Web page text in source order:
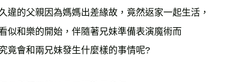
的父親因為媽媽出差緣故，竟然返家一起生活，
和樂的開始，伴隨著兄妹準備表演魔術而
會和兩兄妹發生什麼樣的事情呢?